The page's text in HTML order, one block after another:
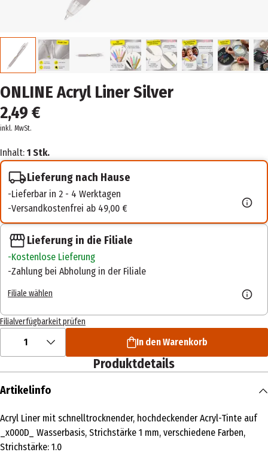
ONLINE Acryl Liner Silver
2,49 €
inkl. MwSt.
Inhalt: 1 Stk.
Lieferung nach Hause
Lieferbar in 2 - 4 Werktagen
Versandkostenfrei ab 49,00 €
Lieferung in die Filiale
Kostenlose Lieferung
Zahlung bei Abholung in der Filiale
Filiale wählen
Filialverfügbarkeit prüfen
1 In den Warenkorb
Produktdetails
Artikelinfo
Acryl Liner mit schnelltrocknender, hochdeckender Acryl-Tinte auf
_x000D_ Wasserbasis, Strichstärke 1 mm, verschiedene Farben,
Strichstärke: 1.0